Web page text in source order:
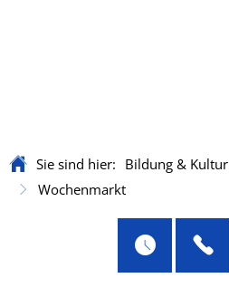
Sie sind hier: Bildung & Kultur
Wochenmarkt